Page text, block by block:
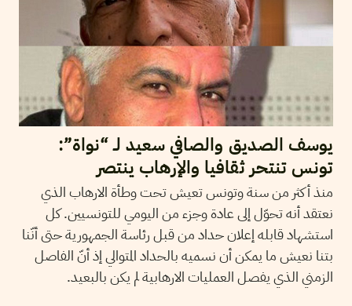
يوسف الصديق والصافي سعيد لـ “نواة”:
تونس تنتحر ثقافيا والإرهاب ينتصر
منذ أكثر من سنة وتونس تعيش تحت وطأة الارهاب الذي
نعتقد أنه تحوّل إلى عادة وجزء من اليومي للتونسيين. كل
استشهاد قابله إعلان حداد من قبل رئاسة الجمهورية حتى أنّنا
بتنا نعيش ما يمكن أن نسميه بالحداد المتوالي إذ أنّ الفاصل
الزمني الذي يفصل العمليات الارهابية لم يكن بالبعيد.